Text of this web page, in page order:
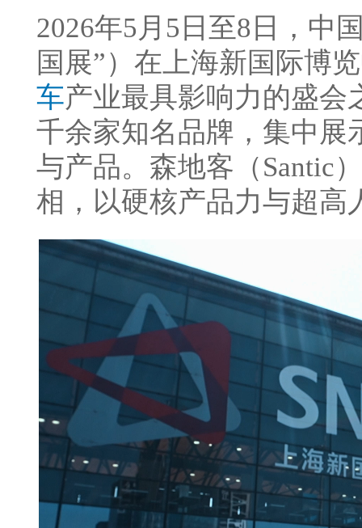
2026年5月5日至8日，中
国展”）在上海新国际博
车产业最具影响力的盛会
千余家知名品牌，集中展
与产品。森地客（Santic
相，以硬核产品力与超高